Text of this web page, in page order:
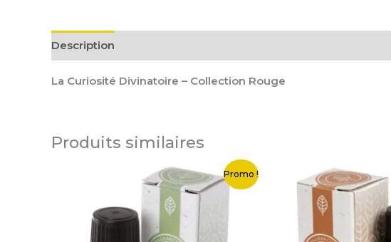
Description
La Curiosité Divinatoire – Collection Rouge
Produits similaires
Promo !
était :
2,50 €.
actuel
est :
0,50 €.
prix
initial
était :
2,50 €.
Le
prix
actuel
0,50 €.